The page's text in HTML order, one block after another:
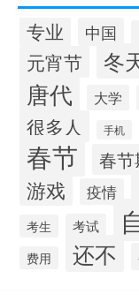
专业 中国
元宵节 冬
唐代 大学
很多人 手机
春节 春节
游戏 疫情
考生 考试
费用 还不